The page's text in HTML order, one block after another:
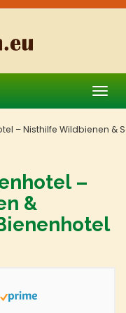
– Nisthilfe Wildbienen &
–
&